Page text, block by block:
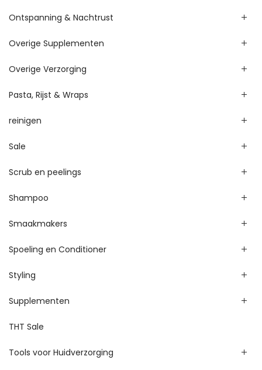
Ontspanning & Nachtrust
Overige Supplementen
Overige Verzorging
Pasta, Rijst & Wraps
reinigen
Sale
Scrub en peelings
Shampoo
Smaakmakers
Spoeling en Conditioner
Styling
Supplementen
THT Sale
Tools voor Huidverzorging